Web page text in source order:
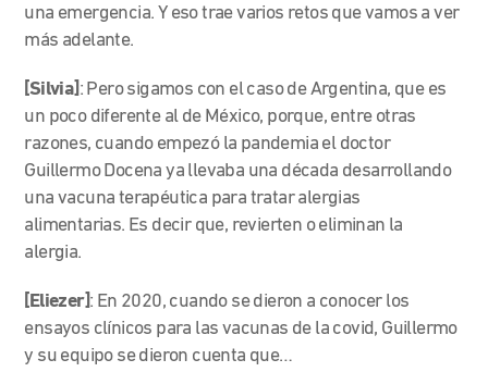
una emergencia. Y eso trae varios retos que vamos a ver
más adelante.
[Silvia] : Pero sigamos con el caso de Argentina, que es
un poco diferente al de México, porque, entre otras
razones, cuando empezó la pandemia el doctor
Guillermo Docena ya llevaba una década desarrollando
una vacuna terapéutica para tratar alergias
alimentarias. Es decir que, revierten o eliminan la
alergia.
[Eliezer]: En 2020, cuando se dieron a conocer los
ensayos clínicos para las vacunas de la covid, Guillermo
y su equipo se dieron cuenta que…